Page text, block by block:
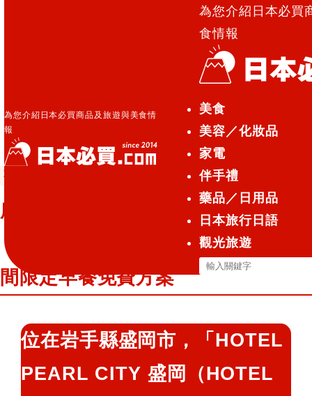
為您介紹日本必買商品及旅遊與美食情
報
為您介紹日本必買
食情報
美食
美容／化妝品
家電
伴手禮
藥品／日用品
日本旅行日語
觀光旅遊
搜
鍵
縣「HOTEL PEARL CITY 盛岡」期間限定早餐免費方
案
觀光旅遊
所有的客房整新為禁菸房！岩手縣
「HOTEL PEARL CITY 盛岡」期
間限定早餐免費方案
位在岩手縣盛岡市，「HOTEL
PEARL CITY 盛岡（HOTEL